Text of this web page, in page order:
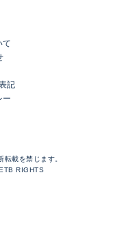
Port
て
記
ー
載を禁じます。
RIGHTS